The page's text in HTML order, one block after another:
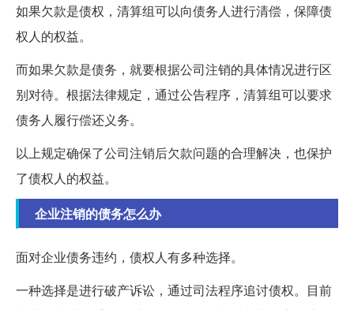
如果欠款是债权，清算组可以向债务人进行清偿，保障债
权人的权益。
而如果欠款是债务，就要根据公司注销的具体情况进行区
别对待。根据法律规定，通过公告程序，清算组可以要求
债务人履行偿还义务。
以上规定确保了公司注销后欠款问题的合理解决，也保护
了债权人的权益。
企业注销的债务怎么办
面对企业债务违约，债权人有多种选择。
一种选择是进行破产诉讼，通过司法程序追讨债权。目前